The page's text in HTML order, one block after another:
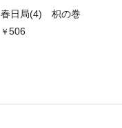
春日局(4) 枳の巻
506